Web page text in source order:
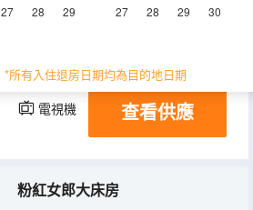
27 28 29 27 28 29 30
*所有入住退房日期均為目的地日期
温暖大床房
34㎡ 43層 空調
電視機 查看供應
粉紅女郎大床房